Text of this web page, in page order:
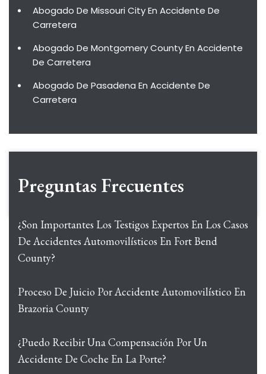
Abogado De Missouri City En Accidente De
Carretera
Abogado De Montgomery County En Accidente
De Carretera
Abogado De Pasadena En Accidente De
Carretera
Preguntas Frecuentes
¿Son Importantes Los Testigos Expertos En Los Casos
De Accidentes Automovilísticos En Fort Bend
County?
Proceso De Juicio Por Accidente Automovilístico En
Brazoria County
¿Puedo Recibir Una Compensación Por Un
Accidente De Coche En La Porte?